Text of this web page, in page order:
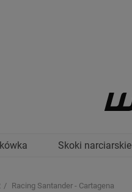
Skoki narciarskie
Racing Santander - Cartagena